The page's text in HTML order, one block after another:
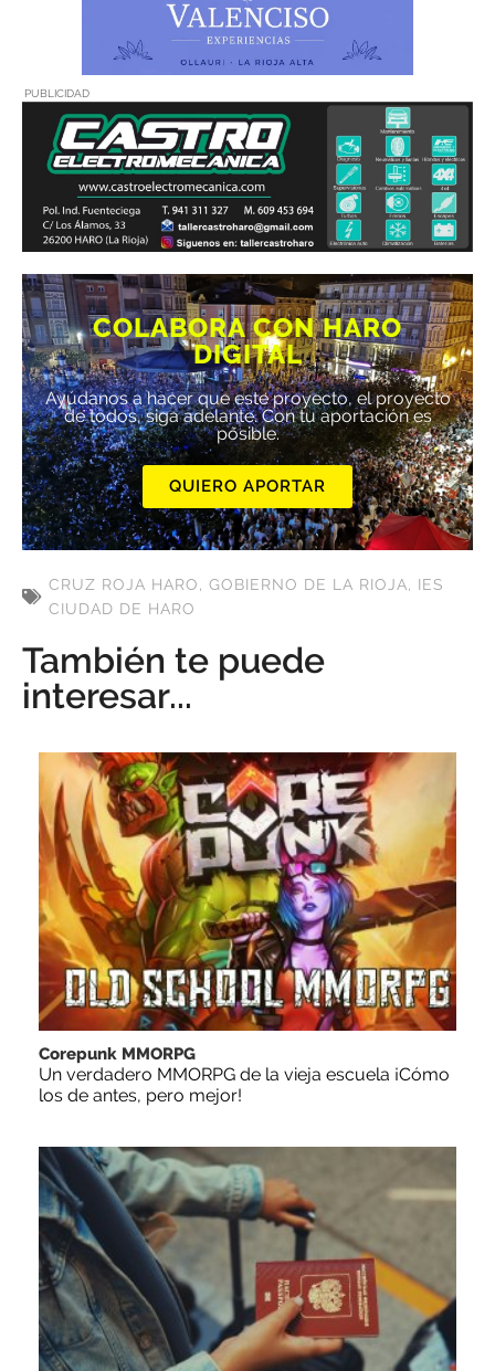
PUBLICIDAD
COLABORA CON HARO
DIGITAL
Ayúdanos a hacer que este proyecto, el proyecto
de todos, siga adelante. Con tu aportación es
posible.
QUIERO APORTAR
CRUZ ROJA HARO, GOBIERNO DE LA RIOJA, IES
CIUDAD DE HARO
También te puede
interesar...
Corepunk MMORPG
Un verdadero MMORPG de la vieja escuela ¡Cómo
los de antes, pero mejor!